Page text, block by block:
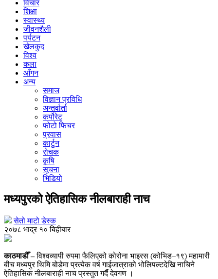
विचार
शिक्षा
स्वास्थ्य
जीवनशैली
पर्यटन
खेलकुद
विश्व
कला
आँगन
अन्य
समाज
विज्ञान प्रविधि
अन्तर्वार्ता
कर्पोरेट
फोटो फिचर
प्रवास
कार्टुन
रोचक
कृषि
सूचना
भिडियो
मध्यपुरको ऐतिहासिक नीलबाराही नाच
सेतो माटो डेस्क
२०७८ भाद्र १० बिहीबार
काठमाडौँ –विश्वव्यापी रुपमा फैलिएको कोरोना भाइरस (कोभिड–१९) महामारी
बीच मध्यपुर थिमि बोडेमा प्रत्येक वर्ष गाईजात्राको भोलिपल्टदेखि नाचिने
ऐतिहासिक नीलबाराही नाच प्रस्तुत गर्दै देवगण ।